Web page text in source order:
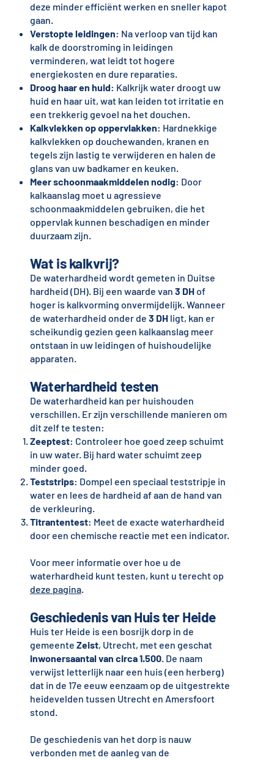
deze minder efficiënt werken en sneller kapot
gaan.
Verstopte leidingen: Na verloop van tijd kan
kalk de doorstroming in leidingen
verminderen, wat leidt tot hogere
energiekosten en dure reparaties.
Droog haar en huid: Kalkrijk water droogt uw
huid en haar uit, wat kan leiden tot irritatie en
een trekkerig gevoel na het douchen.
Kalkvlekken op oppervlakken: Hardnekkige
kalkvlekken op douchewanden, kranen en
tegels zijn lastig te verwijderen en halen de
glans van uw badkamer en keuken.
Meer schoonmaakmiddelen nodig: Door
kalkaanslag moet u agressieve
schoonmaakmiddelen gebruiken, die het
oppervlak kunnen beschadigen en minder
duurzaam zijn.
Wat is kalkvrij?
De waterhardheid wordt gemeten in Duitse
hardheid (DH). Bij een waarde van 3 DHof
hoger is kalkvorming onvermijdelijk. Wanneer
de waterhardheid onder de 3 DHligt, kan er
scheikundig gezien geen kalkaanslag meer
ontstaan in uw leidingen of huishoudelijke
apparaten.
Waterhardheid testen
De waterhardheid kan per huishouden
verschillen. Er zijn verschillende manieren om
dit zelf te testen:
Zeeptest: Controleer hoe goed zeep schuimt
in uw water. Bij hard water schuimt zeep
minder goed.
Teststrips: Dompel een speciaal teststripje in
water en lees de hardheid af aan de hand van
de verkleuring.
Titrantentest: Meet de exacte waterhardheid
door een chemische reactie met een indicator.
Voor meer informatie over hoe u de
waterhardheid kunt testen, kunt u terecht op
deze pagina.
Geschiedenis van Huis ter Heide
Huis ter Heide is een bosrijk dorp in de
gemeente Zeist, Utrecht, met een geschat
inwonersaantal van circa 1.500. De naam
verwijst letterlijk naar een huis (een herberg)
dat in de 17e eeuw eenzaam op de uitgestrekte
heidevelden tussen Utrecht en Amersfoort
stond.
De geschiedenis van het dorp is nauw
verbonden met de aanleg van de